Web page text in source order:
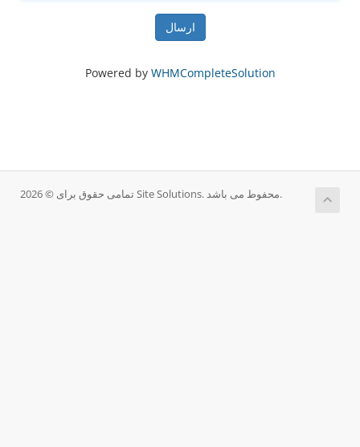
ارسال
Powered by WHMCompleteSolution
تمامی حقوق برای © 2026 Site Solutions. محفوط می باشد.